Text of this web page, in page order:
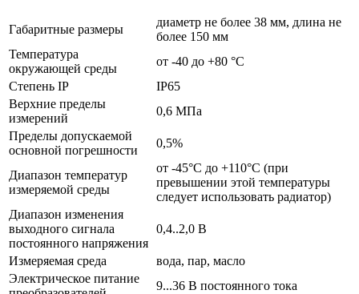
Габаритные размеры
диаметр не более 38 мм, длина не
более 150 мм
Температура
окружающей среды
от -40 до +80 °С
Степень IP
IP65
Верхние пределы
измерений
0,6 МПа
Пределы допускаемой
основной погрешности
0,5%
Диапазон температур
измеряемой среды
от -45°C до +110°C (при
превышении этой температуры
следует использовать радиатор)
Диапазон изменения
выходного сигнала
постоянного напряжения
0,4..2,0 B
Измеряемая среда
вода, пар, масло
Электрическое питание
9...36 В постоянного тока